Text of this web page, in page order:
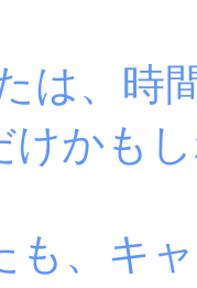
は、時
けかも
も、キ